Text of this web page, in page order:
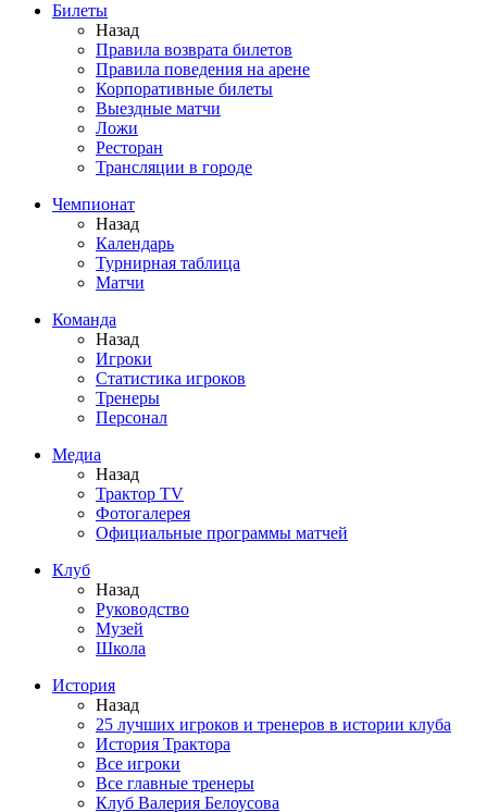
Билеты
Назад
Правила возврата билетов
Правила поведения на арене
Корпоративные билеты
Выездные матчи
Ложи
Ресторан
Трансляции в городе
Чемпионат
Назад
Календарь
Турнирная таблица
Матчи
Команда
Назад
Игроки
Статистика игроков
Тренеры
Персонал
Медиа
Назад
Трактор TV
Фотогалерея
Официальные программы матчей
Клуб
Назад
Руководство
Музей
Школа
История
Назад
25 лучших игроков и тренеров в истории клуба
История Трактора
Все игроки
Все главные тренеры
Клуб Валерия Белоусова